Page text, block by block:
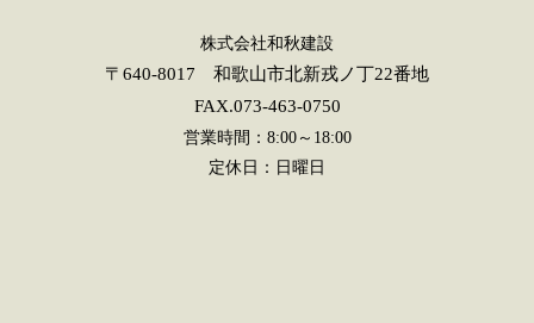
株式会社和秋建設
〒640-8017 和歌山市北新戎ノ丁22番地
FAX.073-463-0750
営業時間：8:00～18:00
定休日：日曜日